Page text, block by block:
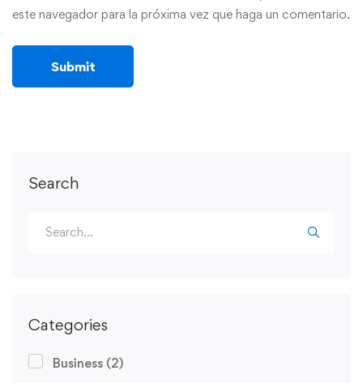
Search
Categories
Business (2)
este navegador para la próxima vez que haga un comentario.